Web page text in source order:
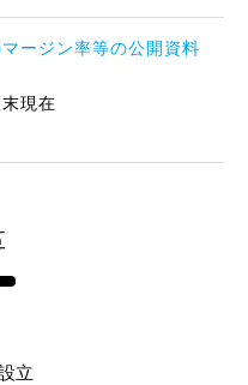
ージン率等の公開資料
現在
立